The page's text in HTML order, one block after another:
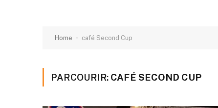
Home - café Second Cup
PARCOURIR: CAFÉ SECOND CUP